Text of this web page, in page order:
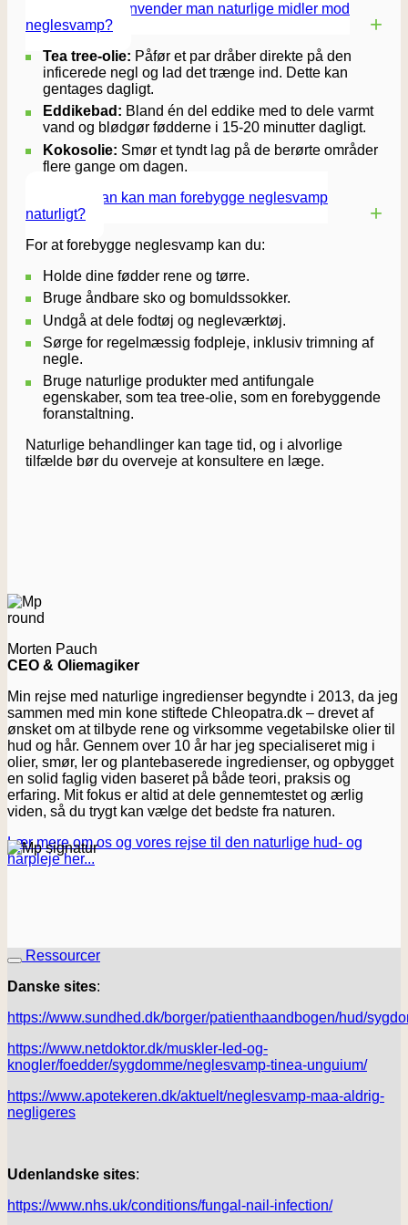
Hvordan anvender man naturlige midler mod
neglesvamp?
Tea tree-olie: Påfør et par dråber direkte på den
inficerede negl og lad det trænge ind. Dette kan
gentages dagligt.
Eddikebad: Bland én del eddike med to dele varmt
vand og blødgør fødderne i 15-20 minutter dagligt.
Kokosolie: Smør et tyndt lag på de berørte områder
flere gange om dagen.
Hvordan kan man forebygge neglesvamp
naturligt?
For at forebygge neglesvamp kan du:
Holde dine fødder rene og tørre.
Bruge åndbare sko og bomuldssokker.
Undgå at dele fodtøj og negleværktøj.
Sørge for regelmæssig fodpleje, inklusiv trimning af
negle.
Bruge naturlige produkter med antifungale
egenskaber, som tea tree-olie, som en forebyggende
foranstaltning.
Naturlige behandlinger kan tage tid, og i alvorlige
tilfælde bør du overveje at konsultere en læge.
Morten Pauch
CEO & Oliemagiker
Min rejse med naturlige ingredienser begyndte i 2013, da jeg
sammen med min kone stiftede Chleopatra.dk – drevet af
ønsket om at tilbyde rene og virksomme vegetabilske olier til
hud og hår. Gennem over 10 år har jeg specialiseret mig i
olier, smør, ler og plantebaserede ingredienser, og opbygget
en solid faglig viden baseret på både teori, praksis og
erfaring. Mit fokus er altid at dele gennemtestet og ærlig
viden, så du trygt kan vælge det bedste fra naturen.
Lær mere om os og vores rejse til den naturlige hud- og
hårpleje her...
Ressourcer
Danske sites:
https://www.sundhed.dk/borger/patienthaandbogen/hud/
https://www.netdoktor.dk/muskler-led-og-
knogler/foedder/sygdomme/neglesvamp-tinea-unguium/
https://www.apotekeren.dk/aktuelt/neglesvamp-maa-aldrig-
negligeres
Udenlandske sites:
https://www.nhs.uk/conditions/fungal-nail-infection/